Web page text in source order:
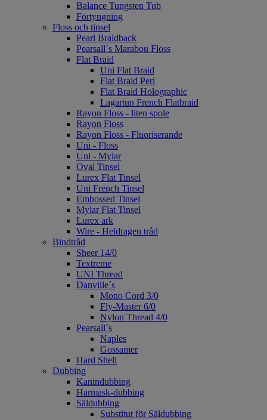
Balance Tungsten Tub
Förtyngning
Floss och tinsel
Pearl Braidback
Pearsall´s Marabou Floss
Flat Braid
Uni Flat Braid
Flat Braid Perl
Flat Braid Holographic
Lagartun French Flatbraid
Rayon Floss - liten spole
Rayon Floss
Rayon Floss - Fluoriserande
Uni - Floss
Uni - Mylar
Oval Tinsel
Lurex Flat Tinsel
Uni French Tinsel
Embossed Tinsel
Mylar Flat Tinsel
Lurex ark
Wire - Heldragen tråd
Bindtråd
Sheer 14/0
Textreme
UNI Thread
Danville´s
Mono Cord 3/0
Fly-Master 6/0
Nylon Thread 4/0
Pearsall´s
Naples
Gossamer
Hard Shell
Dubbing
Kanindubbing
Harmask-dubbing
Säldubbing
Substitut för Säldubbing